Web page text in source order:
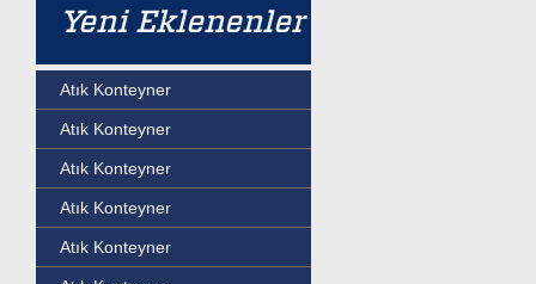
Yeni Eklenenler
Atık Konteyner
Atık Konteyner
Atık Konteyner
Atık Konteyner
Atık Konteyner